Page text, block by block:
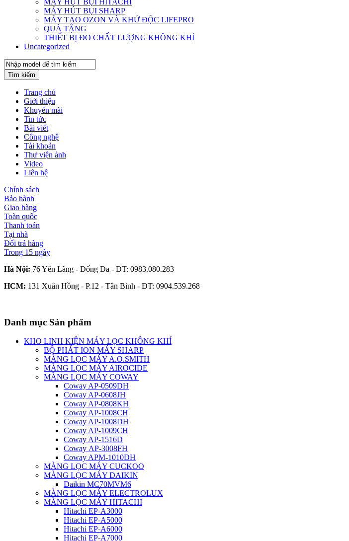
MÁY HÚT BỤI HITACHI
MÁY HÚT BỤI SHARP
MÁY TẠO OZON VÀ KHỬ ĐỘC LIFEPRO
QUÀ TẶNG
THIẾT BỊ ĐO CHẤT LƯỢNG KHÔNG KHÍ
Uncategorized
Tìm kiếm
Trang chủ
Giới thiệu
Khuyến mãi
Tin tức
Bài viết
Công nghệ
Tài khoản
Thư viện ảnh
Video
Liên hệ
Chính sách
Bảo hành
Giao hàng
Toàn quốc
Thanh toán
Tại nhà
Đổi trả hàng
Trong 15 ngày
Hà Nội: 76 Yên Lãng - Đống Đa - ĐT: 0983.080.283
HCM: 131 Xuân Hồng - P.12 - Tân Bình - ĐT: 0904.539.268
Danh mục Sản phẩm
KHO LINH KIỆN MÁY LỌC KHÔNG KHÍ
BỘ PHÁT ION MÁY SHARP
MÀNG LỌC MÁY A.O.SMITH
MÀNG LỌC MÁY AIROCIDE
MÀNG LỌC MÁY COWAY
Coway AP-0509DH
Coway AP-0608JH
Coway AP-0808KH
Coway AP-1008CH
Coway AP-1008DH
Coway AP-1009CH
Coway AP-1516D
Coway AP-3008FH
Coway APM-1010DH
MÀNG LỌC MÁY CUCKOO
MÀNG LỌC MÁY DAIKIN
Daikin MC70MVM6
MÀNG LỌC MÁY ELECTROLUX
MÀNG LỌC MÁY HITACHI
Hitachi EP-A3000
Hitachi EP-A5000
Hitachi EP-A6000
Hitachi EP-A7000